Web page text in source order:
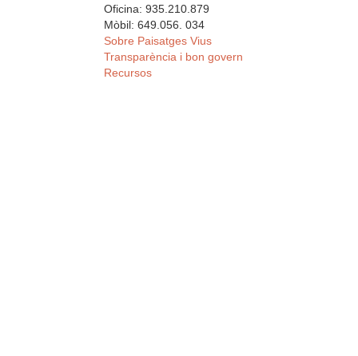
Oficina: 935.210.879
Mòbil: 649.056. 034
Sobre Paisatges Vius
Transparència i bon govern
Recursos